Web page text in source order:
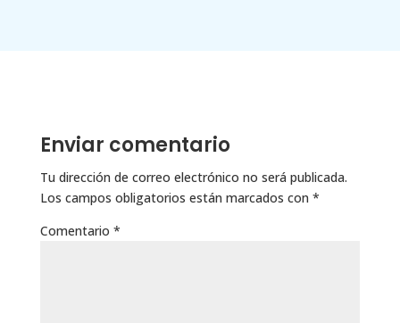
Enviar comentario
Tu dirección de correo electrónico no será publicada.
Los campos obligatorios están marcados con *
Comentario *